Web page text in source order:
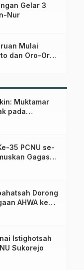
Gelar 3
Nur
Mulai
dan Oro-Oro
Muktamar
pada
Umum
35 PCNU se-
Gagasan
NU Menuju
Dorong
AHWA ke
Istighotsah
Sukorejo